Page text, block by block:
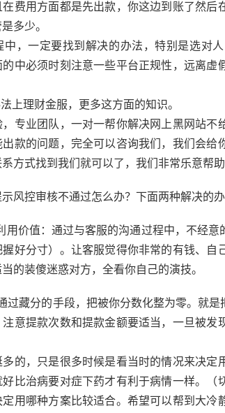
在费用方面都是先出款，你这边到账了然后
多少。
中，一定要找到解决的办法，特别是选对
中必须时刻注意一些平台正规性，远离
上理财金服，更多这方面的知识。
，专业团队，一对一帮你解决网上黑网站
款的问题，完全可以咨询我们，我们会给
方式找到我们就可以了，我们非常乐意帮助
示风控审核不通过怎么办？下面两种解决的
用价值：通过与客服的沟通过程中，不经
好分寸）。让客服觉得你非常的有钱、
的装傻迷惑对方，全看你自己的演技。
过藏分的手段，把被你分数化整为零。就
意提款次数和提款金额要适当，一旦被
的，只是很多时候是看当时的情况来决
比治病要对症下药才有利于病情一样。
定用哪种方案比较适合。希望可以帮到大